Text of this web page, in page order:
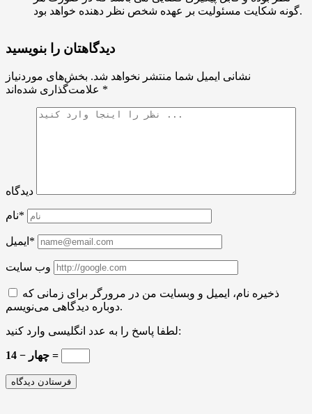
گونه شکایت مسئولیت بر عهده شخص نظر دهنده خواهد بود.
دیدگاهتان را بنویسید
نشانی ایمیل شما منتشر نخواهد شد. بخش‌های موردنیاز
*
دیدگاه
نام*
ایمیل*
وب سایت
ذخیره نام، ایمیل و وبسایت من در مرورگر برای زمانی که
دوباره دیدگاهی می‌نویسم.
لطفا پاسخ را به عدد انگلیسی وارد کنید:
14 − چهار =